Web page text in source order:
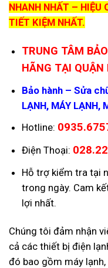
NHANH NHẤT – HIỆU
TIẾT KIỆM NHẤT.
TRUNG TÂM
HÃNG TẠI
Bảo hành – Sửa
LẠNH, MÁY LẠNH,
Hotline:
Điện Thoại:
Hỗ trợ kiểm tra tại
trong ngày. Cam
lợi nhất.
Chúng tôi đảm nhận
cả các thiết bị điện
đó bao gồm máy